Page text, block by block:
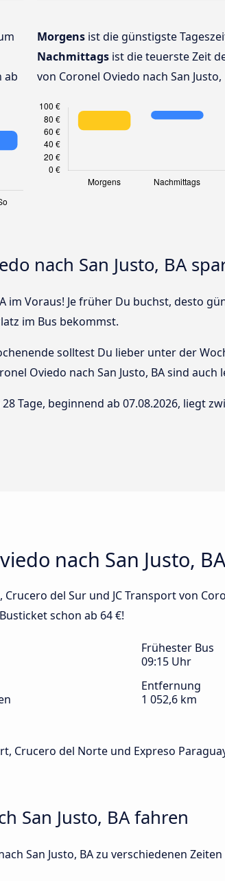
ab
Morgens ist die günstigste
Nachmittags ist die teuerste Zeit
von Coronel Oviedo nach San
nach San Justo, BA
im Voraus! Je früher Du buchst, desto
im Bus bekommst.
solltest Du lieber unter der
Oviedo nach San Justo, BA sind auch
Tage, beginnend ab 07.08.2026, liegt
nach San Justo, BA
del Sur und JC Transport von
schon ab 64 €!
Frühester Bus
09:15 Uhr
Entfernung
1 052,6 km
Crucero del Norte und Expreso
San Justo, BA fahren
San Justo, BA zu verschiedenen